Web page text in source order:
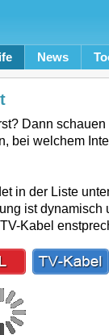
News
Dann
bei welchem
in der Liste
ist dynamisch
Kabel